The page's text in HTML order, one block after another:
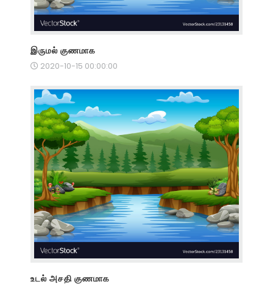
இருமல் குணமாக
2020-10-15 00:00:00
உடல் அசதி குணமாக